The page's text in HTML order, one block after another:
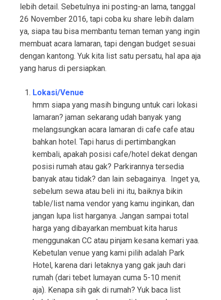
lebih detail. Sebetulnya ini posting-an lama, tanggal
26 November 2016, tapi coba ku share lebih dalam
ya, siapa tau bisa membantu teman teman yang ingin
membuat acara lamaran, tapi dengan budget sesuai
dengan kantong. Yuk kita list satu persatu, hal apa aja
yang harus di persiapkan.
Lokasi/Venue
hmm siapa yang masih bingung untuk cari lokasi
lamaran? jaman sekarang udah banyak yang
melangsungkan acara lamaran di cafe cafe atau
bahkan hotel. Tapi harus di pertimbangkan
kembali, apakah posisi cafe/hotel dekat dengan
posisi rumah atau gak? Parkirannya tersedia
banyak atau tidak? dan lain sebagainya. Inget ya,
sebelum sewa atau beli ini itu, baiknya bikin
table/list nama vendor yang kamu inginkan, dan
jangan lupa list harganya. Jangan sampai total
harga yang dibayarkan membuat kita harus
menggunakan CC atau pinjam kesana kemari yaa.
Kebetulan venue yang kami pilih adalah Park
Hotel, karena dari letaknya yang gak jauh dari
rumah (dari tebet lumayan cuma 5-10 menit
aja). Kenapa sih gak di rumah? Yuk baca list